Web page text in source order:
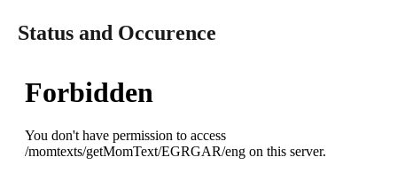
Status and Occurence